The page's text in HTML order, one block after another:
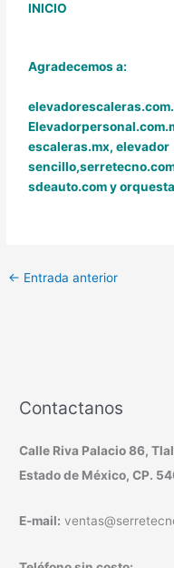
INICIO
Agradecemos a:
escaleras.mx,elevador
sencillo,
sdeauto.comy
← Entrada anterior
Contactanos
Calle Riva Palacio 86,
Estado de México, CP.
E-mail: